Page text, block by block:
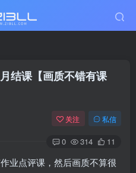
结课【画质不错有课
关注 私信
0 314 11
业点评课，然后画质不算很